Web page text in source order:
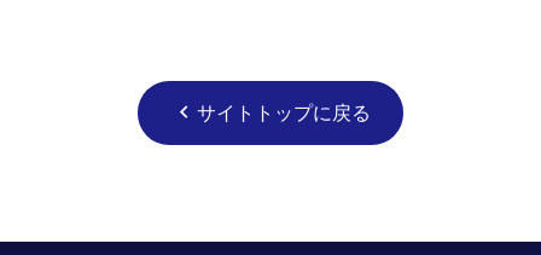
chevron_left サイトトップに戻る